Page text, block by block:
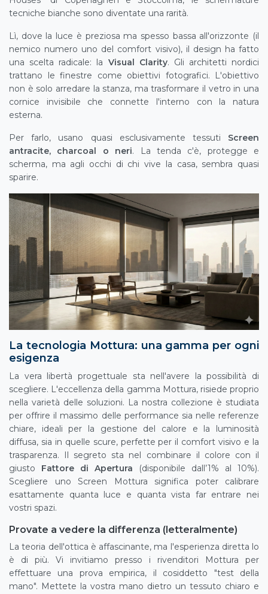
tecniche bianche sono diventate una rarità.
Lì, dove la luce è preziosa ma spesso bassa all'orizzonte (il
nemico numero uno del comfort visivo), il design ha fatto
una scelta radicale: la Visual Clarity. Gli architetti nordici
trattano le finestre come obiettivi fotografici. L'obiettivo
non è solo arredare la stanza, ma trasformare il vetro in una
cornice invisibile che connette l'interno con la natura
esterna.
Per farlo, usano quasi esclusivamente tessuti Screen
antracite, charcoal o neri. La tenda c'è, protegge e
scherma, ma agli occhi di chi vive la casa, sembra quasi
sparire.
La tecnologia Mottura: una gamma per ogni
esigenza
La vera libertà progettuale sta nell'avere la possibilità di
scegliere. L'eccellenza della gamma Mottura, risiede proprio
nella varietà delle soluzioni. La nostra collezione è studiata
per offrire il massimo delle performance sia nelle referenze
chiare, ideali per la gestione del calore e la luminosità
diffusa, sia in quelle scure, perfette per il comfort visivo e la
trasparenza. Il segreto sta nel combinare il colore con il
giusto Fattore di Apertura (disponibile dall’1% al 10%).
Scegliere uno Screen Mottura significa poter calibrare
esattamente quanta luce e quanta vista far entrare nei
vostri spazi.
Provate a vedere la differenza (letteralmente)
La teoria dell'ottica è affascinante, ma l'esperienza diretta lo
è di più. Vi invitiamo presso i rivenditori Mottura per
effettuare una prova empirica, il cosiddetto "test della
mano". Mettete la vostra mano dietro un tessuto chiaro e